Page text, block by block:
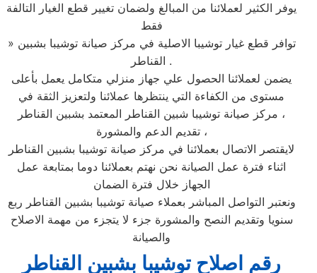
يوفر الكثير لعملائنا من المبالغ ولضمان تغيير قطع الغيار التالفة
فقط
» توافر قطع غيار توشيبا الاصلية في مركز صيانة توشيبا بشبين
القناطر .
يضمن لعملائنا الحصول علي جهاز منزلي متكامل يعمل بأعلى
مستوى من الكفاءة التي ينتظرها عملائنا ولتعزيز الثقة في
مركز صيانة توشيبا شبين القناطر المعتمد بشبين القناطر ،
تقديم الدعم والمشورة ،
لايقتصر الاتصال بعملائنا في مركز صيانة توشيبا بشبين القناطر
اثناء فترة عمل الصيانة نحن نهتم بعملائنا دوما بمتابعة عمل
الجهاز خلال فترة الضمان
ونعتبر التواصل المباشر بعملاء صيانة توشيبا بشبين القناطر ربع
سنويا وتقديم النصح والمشورة جزء لا يتجزء من مهمة الاصلاح
والصيانة
رقم اصلاح توشيبا بشبين القناطر